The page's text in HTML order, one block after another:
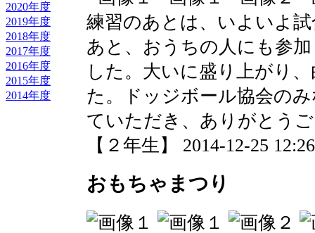
2020年度
2019年度
2018年度
2017年度
2016年度
2015年度
2014年度
練習のあとは、いよいよ
あと、おうちの人にも参
した。大いに盛り上がり
た。ドッジボール協会の
ていただき、ありがとう
【２年生】 2014-12-25
おもちゃまつり